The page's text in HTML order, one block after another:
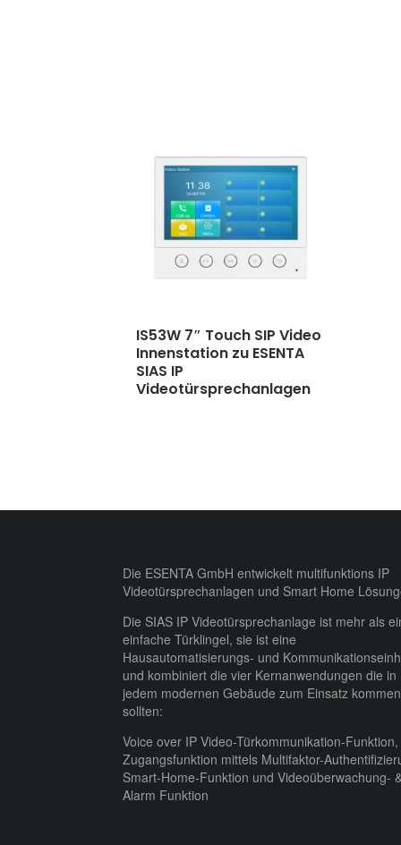
IS53W 7″ Touch SIP Video
Innenstation zu ESENTA
SIAS IP
Videotürsprechanlagen
Die ESENTA GmbH entwickelt multifunktions IP
Videotürsprechanlagen und Smart Home
Die SIAS IP Videotürsprechanlage ist mehr als
einfache Türklingel, sie ist eine
Hausautomatisierungs- und
und kombiniert die vier Kernanwendungen die in
jedem modernen Gebäude zum Einsatz kommen
sollten:
Voice over IP Video-Türkommunikation-Funktion,
Zugangsfunktion mittels Multifaktor-
Smart-Home-Funktion und Videoüberwachung-
Alarm Funktion